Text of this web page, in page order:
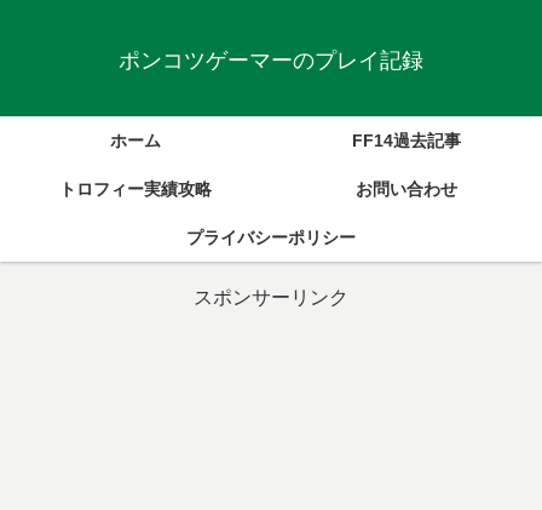
ポンコツゲーマーのプレイ記録
ホーム FF14過去記事
トロフィー実績攻略 お問い合わせ
プライバシーポリシー
スポンサーリンク